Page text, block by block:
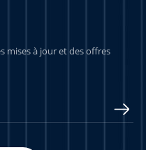
mises à jour et des offres